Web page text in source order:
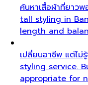
ค้นหาเสื้อผ้าที่ยาว
tall styling in
length and
เปลี่ยนอาชีพ แต่ไม่
styling service.
appropriate for